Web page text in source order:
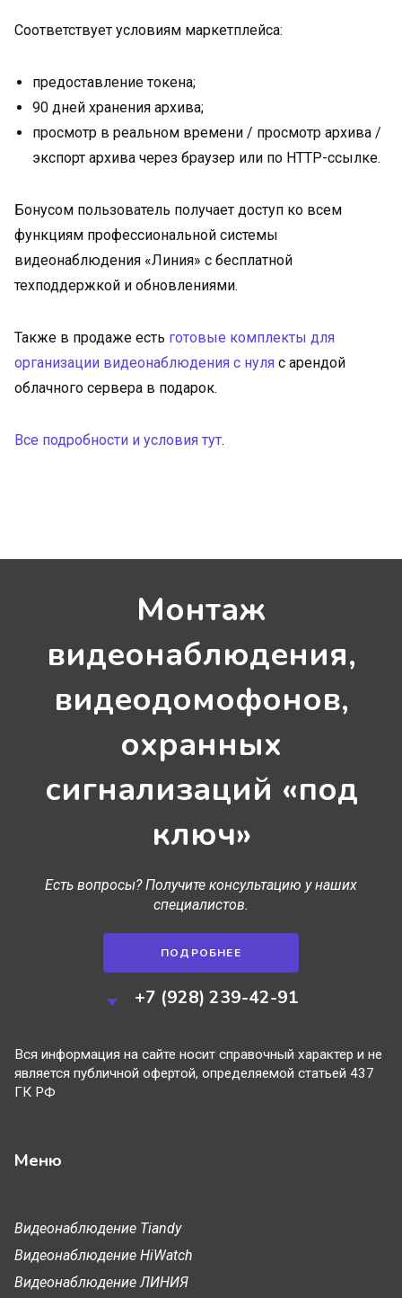
Соответствует условиям маркетплейса:
предоставление токена;
90 дней хранения архива;
просмотр в реальном времени / просмотр архива /
экспорт архива через браузер или по HTTP-ссылке.
Бонусом пользователь получает доступ ко всем
функциям профессиональной системы
видеонаблюдения «Линия» с бесплатной
техподдержкой и обновлениями.
Также в продаже есть готовые комплекты для
организации видеонаблюдения с нуля с арендой
облачного сервера в подарок.
Все подробности и условия тут.
Монтаж
видеонаблюдения,
видеодомофонов,
охранных
сигнализаций «под
ключ»
Есть вопросы? Получите консультацию у наших
специалистов.
ПОДРОБНЕЕ
+7 (928) 239-42-91
Вся информация на сайте носит справочный характер и не
является публичной офертой, определяемой статьей 437
ГК РФ
Меню
Видеонаблюдение Tiandy
Видеонаблюдение HiWatch
Видеонаблюдение ЛИНИЯ